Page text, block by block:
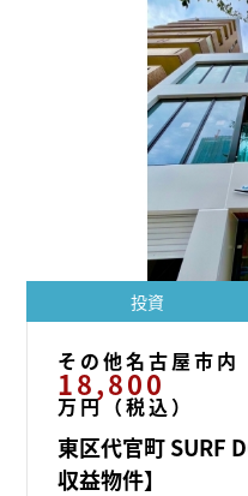
投資
その他名古屋市内
18,800
万円（税込）
東区代官町 SURF
収益物件】